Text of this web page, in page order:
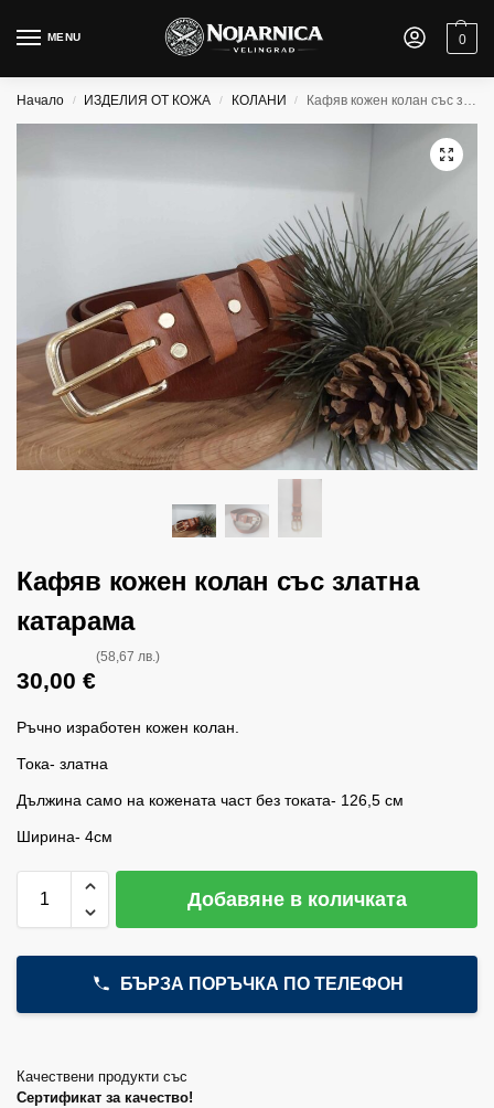
MENU 0
Начало / ИЗДЕЛИЯ ОТ КОЖА / КОЛАНИ / Кафяв кожен колан със златна катарама
Кафяв кожен колан със златна
катарама
30,00 €
(58,67 лв.)
Ръчно изработен кожен колан.
Тока- златна
Дължина само на кожената част без токата- 126,5 см
Ширина- 4см
Добавяне в количката
БЪРЗА ПОРЪЧКА ПО ТЕЛЕФОН
Качествени продукти със
Сертификат за качество!